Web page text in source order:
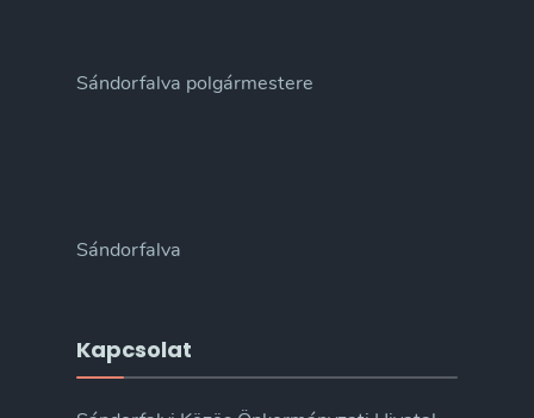
Sándorfalva polgármestere
Sándorfalva
Kapcsolat